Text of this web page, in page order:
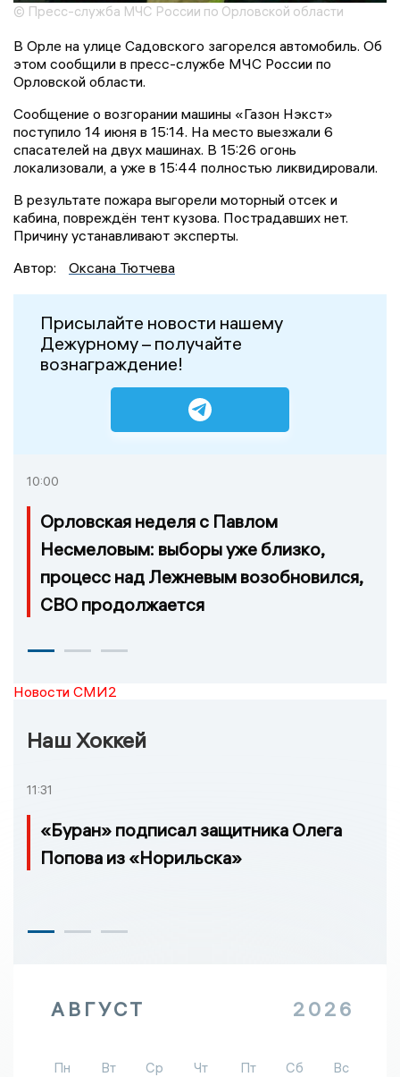
© Пресс-служба МЧС России по Орловской области
В Орле на улице Садовского загорелся автомобиль. Об
этом сообщили в пресс-службе МЧС России по
Орловской области.
Сообщение о возгорании машины «Газон Нэкст»
поступило 14 июня в 15:14. На место выезжали 6
спасателей на двух машинах. В 15:26 огонь
локализовали, а уже в 15:44 полностью ликвидировали.
В результате пожара выгорели моторный отсек и
кабина, повреждён тент кузова. Пострадавших нет.
Причину устанавливают эксперты.
Автор:
Оксана Тютчева
Присылайте новости нашему
Дежурному – получайте
вознаграждение!
10:00
Орловская неделя с Павлом
Несмеловым: выборы уже близко,
процесс над Лежневым возобновился,
СВО продолжается
Новости СМИ2
Наш Хоккей
11:31
«Буран» подписал защитника Олега
Попова из «Норильска»
АВГУСТ 2026
Пн Вт Ср Чт Пт Сб
Вс